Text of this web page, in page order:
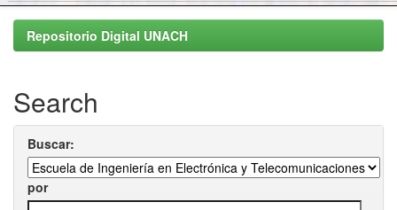
Skip
navigationRepositorio Digital UNACH
Search
Buscar:
por